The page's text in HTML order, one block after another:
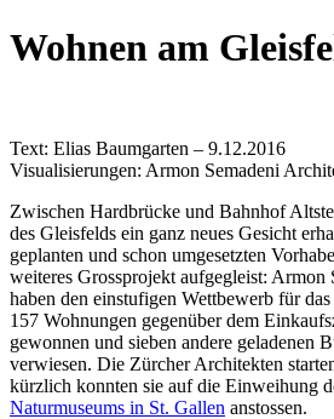
Wohnen am
Text: Elias Baumgarten – 9.12.2016
Visualisierungen: Armon Semadeni
Zwischen Hardbrücke und Bahnhof
des Gleisfelds ein ganz neues Gesicht
geplanten und schon umgesetzten
weiteres Grossprojekt aufgegleist: Armon
haben den einstufigen Wettbewerb für
157 Wohnungen gegenüber dem
gewonnen und sieben andere geladenen
verwiesen. Die Zürcher Architekten
kürzlich konnten sie auf die Einweihung
Naturmuseums in St. Gallen anstossen.